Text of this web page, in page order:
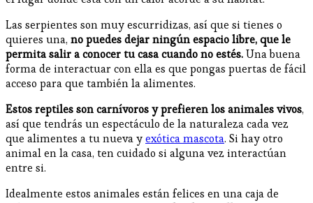
Las serpientes son muy escurridizas, así que si tienes o
quieres una, no puedes dejar ningún espacio libre, que le
permita salir a conocer tu casa cuando no estés.Una buena
forma de interactuar con ella es que pongas puertas de fácil
acceso para que también la alimentes.
Estos reptiles son carnívoros y prefieren los animales vivos,
así que tendrás un espectáculo de la naturaleza cada vez
que alimentes a tu nueva yexótica mascota. Si hay otro
animal en la casa, ten cuidado si alguna vez interactúan
entre si.
Idealmente estos animales están felices en una caja de